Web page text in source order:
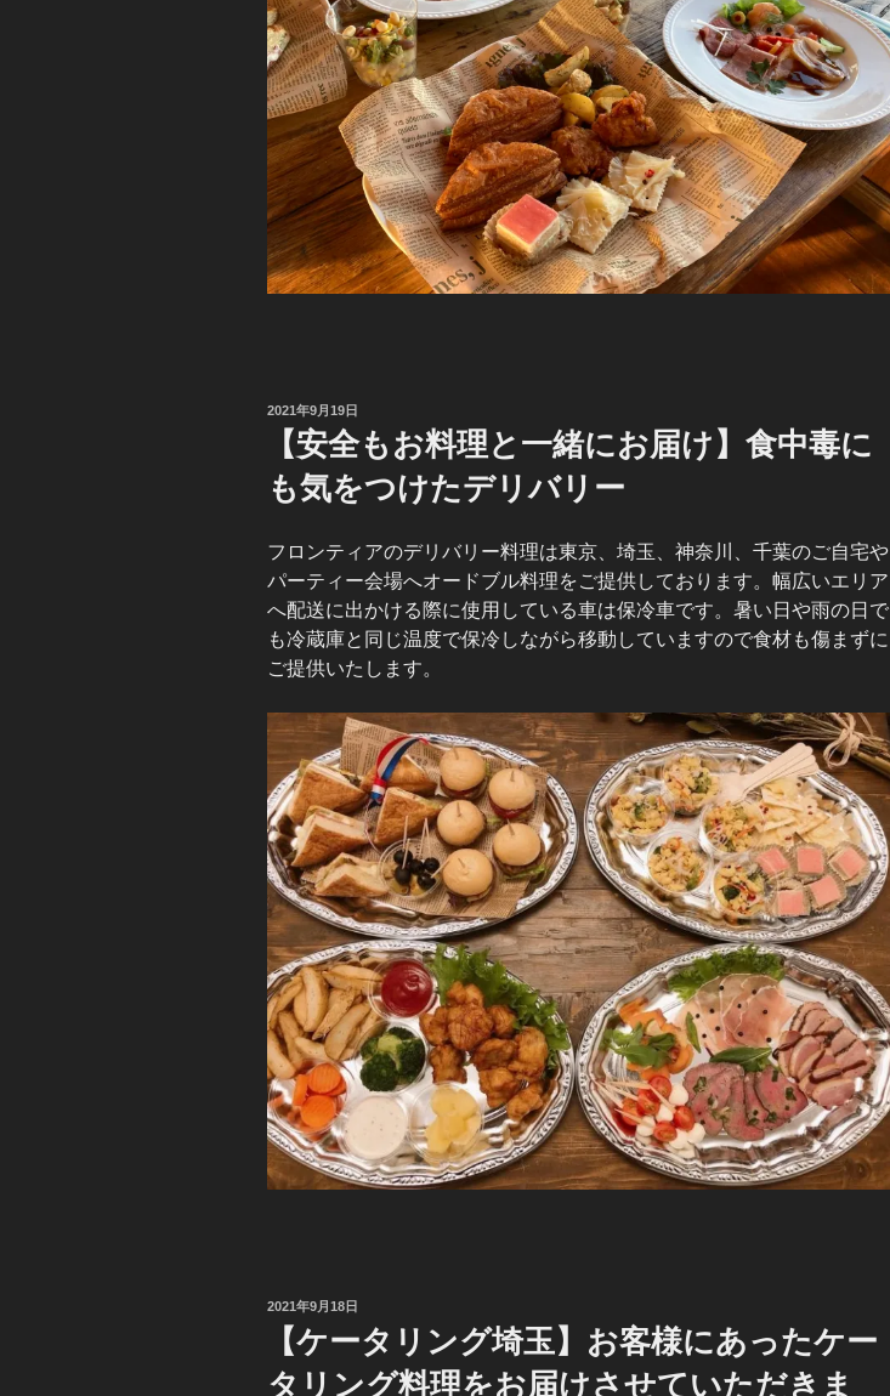
投
2021年9月19日
【安全もお料理と一緒にお届け】食中毒に
も気をつけたデリバリー
フロンティアのデリバリー料理は東京、埼玉、神奈川、千葉のご自宅や
パーティー会場へオードブル料理をご提供しております。幅広いエリア
へ配送に出かける際に使用している車は保冷車です。暑い日や雨の日で
も冷蔵庫と同じ温度で保冷しながら移動していますので食材も傷まずに
ご提供いたします。
投
2021年9月18日
【ケータリング埼玉】お客様にあったケー
タリング料理をお届けさせていただきま